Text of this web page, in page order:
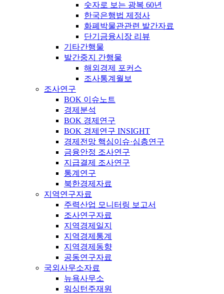
숫자로 보는 광복 60년
한국은행법 제정사
화폐박물관관련 발간자료
단기금융시장 리뷰
기타간행물
발간중지 간행물
해외경제 포커스
조사통계월보
조사연구
BOK 이슈노트
경제분석
BOK 경제연구
BOK 경제연구 INSIGHT
경제전망 핵심이슈·심층연구
금융안정 조사연구
지급결제 조사연구
통계연구
북한경제자료
지역연구자료
주력산업 모니터링 보고서
조사연구자료
지역경제일지
지역경제통계
지역경제동향
공동연구자료
국외사무소자료
뉴욕사무소
워싱턴주재원